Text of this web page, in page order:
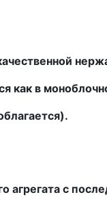
как в
агрегата с